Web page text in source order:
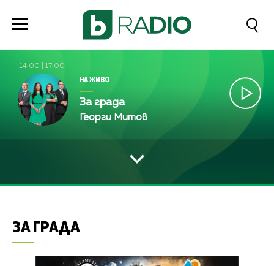
14:00 17:00
НА ЖИВО
За града
Георги Митов
ЗА ГРАДА